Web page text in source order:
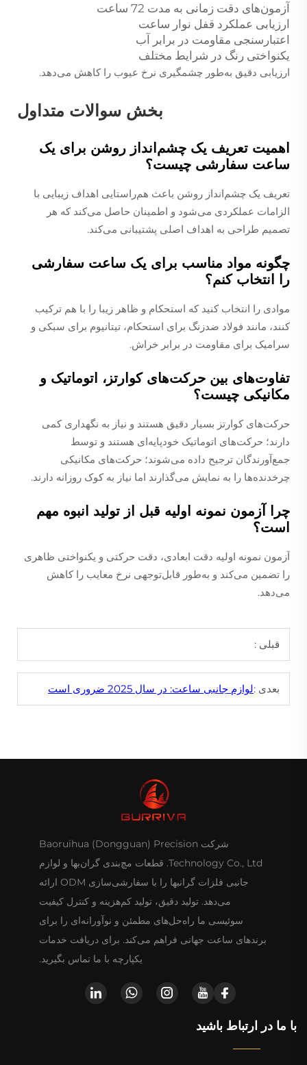
آزمون‌های دقت زمانی به مدت 72 ساعت
ارزیابی عملکرد قفل نوار ساعت
اعتبارسنجی مقاومت در برابر آب
یکنواختی رنگ در شرایط مختلف
ارزیابی دقیق به‌طور چشمگیری نرخ عیوب را کاهش می‌دهد.
بخش سوالات متداول
اهمیت تعریف یک چشم‌انداز روشن برای یک
ساعت سفارشی چیست؟
تعریف یک چشم‌انداز روشن باعث هم‌راستایی اهداف زیبایی با
الزامات عملکردی می‌شود و اطمینان حاصل می‌کند که هر
تصمیم طراحی به اهداف اصلی پشتیبانی می‌کند.
چگونه مواد مناسب برای یک ساعت سفارشی
را انتخاب کنم؟
موادی را انتخاب کنید که استحکام و ظاهر زیبا را با هم ترکیب
کنند، مانند فولاد ضدزنگ برای استحکام، تیتانیوم برای سبکی و
سرامیک برای مقاومت در برابر خراش.
تفاوت‌های بین حرکت‌های کوارتز، اتوماتیک و
مکانیکی چیست؟
حرکت‌های کوارتز بسیار دقیق هستند و نیاز به نگهداری کمی
دارند؛ حرکت‌های اتوماتیک خودپایه‌ای هستند و توسط
جمع‌آورندگان ترجیح داده می‌شوند؛ حرکت‌های مکانیکی
چرخدنده‌ها را به نمایش می‌گذارند اما نیاز به کوک روزانه دارند.
چرا آزمون نمونه اولیه قبل از تولید انبوه مهم
است؟
آزمون نمونه اولیه دقت ابعادی، دقت حرکتی و یکنواختی ظاهری
را تضمین می‌کند و به‌طور قابل‌توجهی نرخ معایب را کاهش
می‌دهد.
قبلی :
بعدی :لوازم جانبی ساعت: در سال 2025 ضروری است
شرکت Baoruihua (Dongguan) Precision
Technology Co., Ltd. قطعات مچ‌بندی گران‌بها و لوازم
جانبی فلزات گرانبها را با سفارشی‌سازی ODM ارائه
می‌دهد. تولید دقیق، تولید کم‌هزینه و کنترل کیفیت
سوئیسی ما راه‌حل‌های مطمئن و نوآورانه‌ای را برای
برندهای ساعت جهانی فراهم می‌کند. برای دریافت خدمات
یکپارچه با ما تماس بگیرید.
با ما در ارتباط باشید